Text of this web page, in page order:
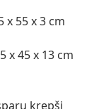
x 55 x 3 cm
x 45 x 13 cm
krepšį